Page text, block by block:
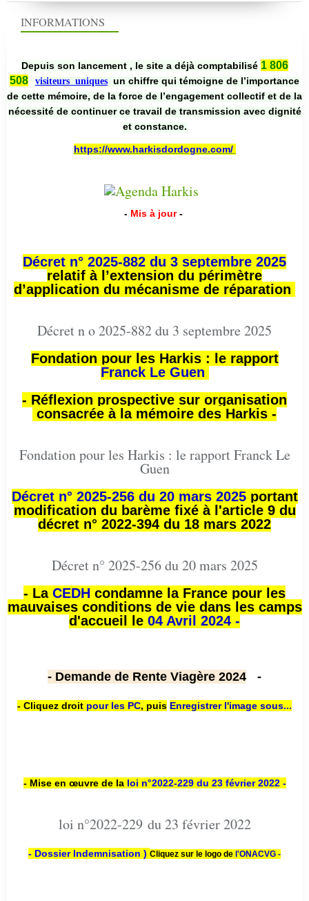
INFORMATIONS
Depuis son lancement , le site a déjà comptabilisé 1 806
508
visiteurs uniques un chiffre qui témoigne de l’importance
de cette mémoire, de la force de l’engagement collectif et de la
nécessité de continuer ce travail de transmission avec dignité
et constance.
https://www.harkisdordogne.com/
- Mis à jour -
Décret n° 2025-882 du 3 septembre 2025
relatif à l’extension du périmètre
d’application du mécanisme de réparation
Décret n o 2025-882 du 3 septembre 2025
Fondation pour les Harkis : le rapport
Franck Le Guen
- Réflexion prospective sur organisation
consacrée à la mémoire des Harkis -
Fondation pour les Harkis : le rapport Franck Le
Guen
Décret n° 2025-256 du 20 mars 2025portant
modification du barème fixé à l'article 9 du
décret n° 2022-394 du 18 mars 2022
Décret n° 2025-256 du 20 mars 2025
- La CEDH condamne la France pour les
mauvaises conditions de vie dans les camps
d'accueil le 04 Avril 2024 -
- Demande de Rente Viagère 2024 -
- Cliquez droit pour les PC, puis Enregistrer l'image sous...
- Mise en œuvre de la loi n°2022-229 du 23 février 2022 -
loi n°2022-229 du 23 février 2022
- Dossier Indemnisation ) Cliquez sur le logo de l'ONACVG -